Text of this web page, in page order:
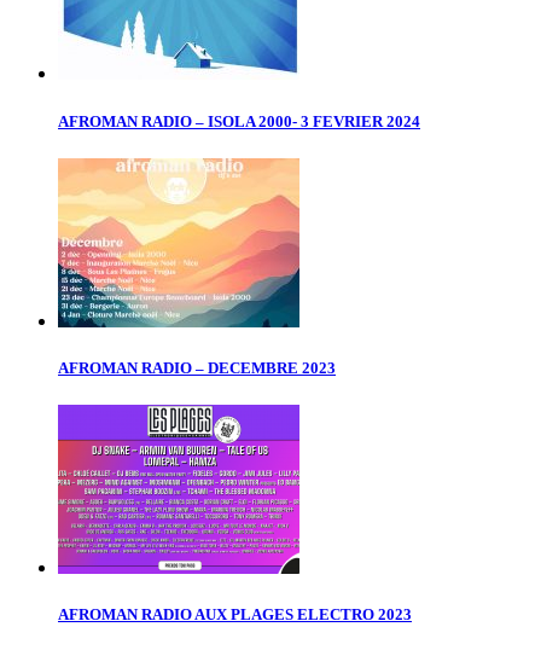
AFROMAN RADIO – ISOLA 2000- 3 FEVRIER 2024
AFROMAN RADIO – DECEMBRE 2023
AFROMAN RADIO AUX PLAGES ELECTRO 2023